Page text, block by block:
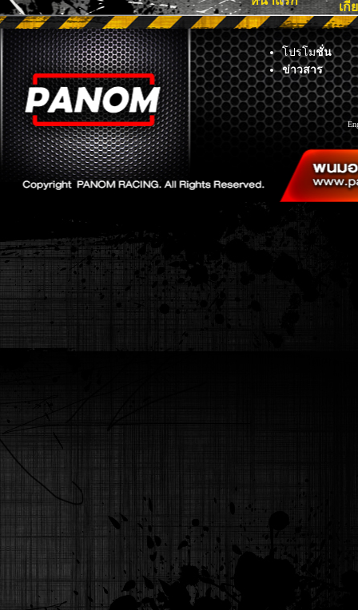
เกี่
โปรโมชั่น
ข่าวสาร